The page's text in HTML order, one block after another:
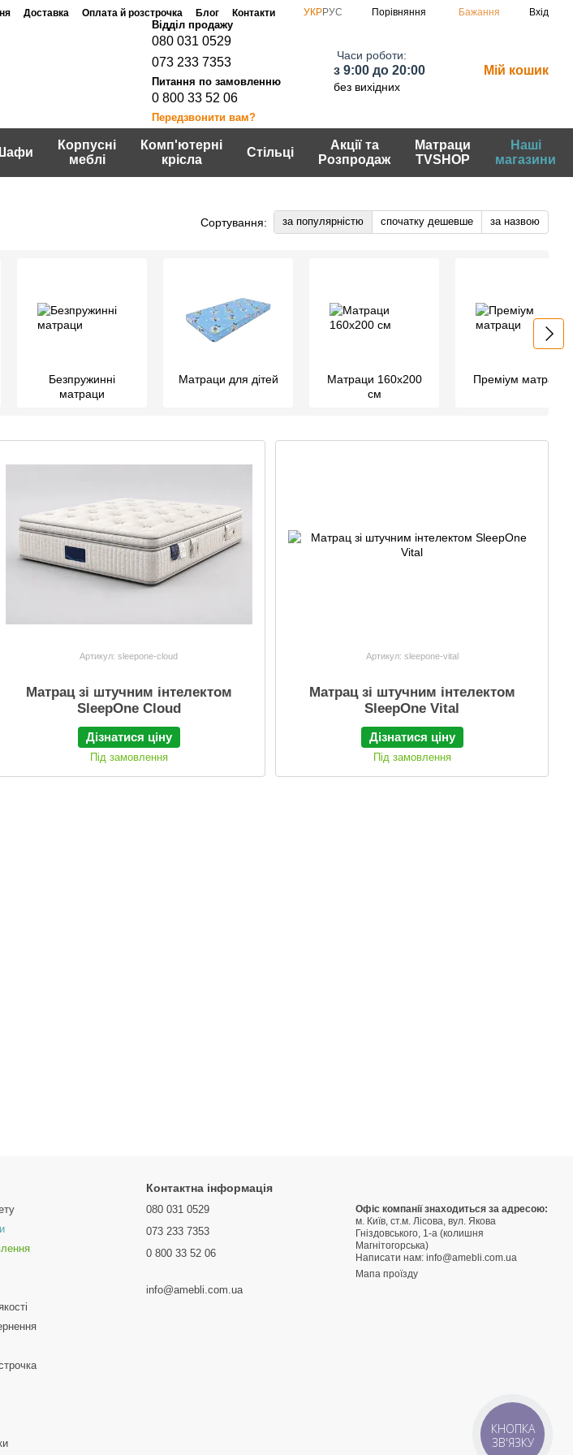
Доставка Оплата й розстрочка Блог
Контакти
УКРРУС Порівняння Бажання Вхід
080 031 0529
073 233 7353
0 800 33 52 06
Передзвонити вам?
Часи роботи:
з 9:00 до 20:00
без вихідних
Мій кошик
Корпусні
меблі
Комп'ютерні
крісла
Стільці
Акції та
Розпродаж
Матраци
TVSHOP
Наші
магазини
Сортування: за популярністю спочатку дешевше за назвою
Безпружинні
матраци
Матраци для дітей
Матраци 160х200
см
Преміум матраци
Артикул: sleepone-cloud
Матрац зі штучним інтелектом
SleepOne Cloud
Дізнатися ціну
Під замовлення
Артикул: sleepone-vital
Матрац зі штучним інтелектом
SleepOne Vital
Дізнатися ціну
Під замовлення
Контактна інформація
080 031 0529
073 233 7353
0 800 33 52 06
info@amebli.com.ua
Офіс компанії знаходиться за адресою:
м. Київ, ст.м. Лісова, вул. Якова
Гніздовського, 1-а (колишня
Магнітогорська)
Написати нам:info@amebli.com.ua
Мапа проїзду
КНОПКА
ЗВ'ЯЗКУ